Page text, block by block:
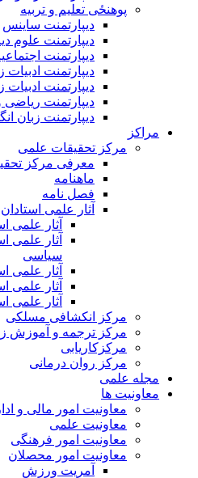
پوهنځی تعلیم و تربیه
دیپارتمنت ساینس
دیپارتمنت علوم
دیپارتمنت
دیپارتمنت ادبیات
دیپارتمنت ادبیات
دیپارتمنت
دیپارتمنت زبان
مراکز
مرکز تحقیقات علمی
معرفی مرکز
ماهنامه
فصل نامه
آثار علمی استادان
آثار علمی
آثار علمی
سیاسی
آثار علمی
آثار علمی
آثار علمی
مرکز انکشافی مسلکی
مرکز ترجمه و آموزش
مرکزکاریابی
مرکز روان درمانی
مجله علمی
معاونیت ها
معاونیت امور مالی و
معاونیت علمی
معاونیت امور فرهنگی
معاونیت امور محصلان
آمریت ورزش